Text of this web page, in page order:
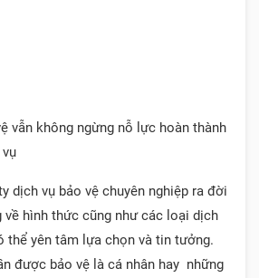
vẫn không ngừng nỗ lực hoàn thành
dịch vụ bảo vệ chuyên nghiệp ra đời
về hình thức cũng như các loại dịch
thể yên tâm lựa chọn và tin tưởng.
được bảo vệ là cá nhân hay những